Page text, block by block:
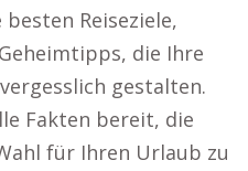
Reiseziele,
die Ihre
gestalten.
Fakten bereit, die
für Ihren Urlaub zu